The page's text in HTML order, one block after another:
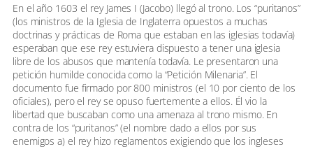
En el año 1603 el rey James I (Jacobo) llegó al trono. Los “puritanos”
(los ministros de la Iglesia de Inglaterra opuestos a muchas
doctrinas y prácticas de Roma que estaban en las iglesias todavía)
esperaban que ese rey estuviera dispuesto a tener una iglesia
libre de los abusos que mantenía todavía. Le presentaron una
petición humilde conocida como la “Petición Milenaria”. El
documento fue firmado por 800 ministros (el 10 por ciento de los
oficiales), pero el rey se opuso fuertemente a ellos. Él vio la
libertad que buscaban como una amenaza al trono mismo. En
contra de los “puritanos” (el nombre dado a ellos por sus
enemigos a) el rey hizo reglamentos exigiendo que los ingleses